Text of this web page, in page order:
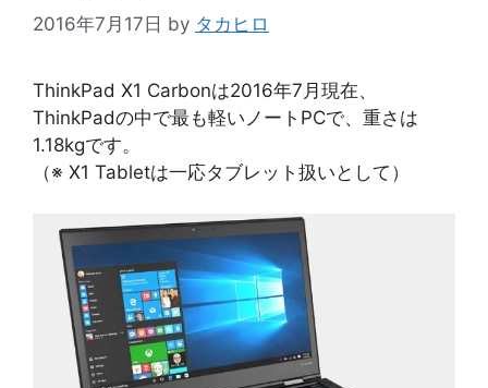
2016年7月17日 by タカヒロ
ThinkPad X1 Carbonは2016年7月現在、
ThinkPadの中で最も軽いノートPCで、重さは
1.18kgです。
（※ X1 Tabletは一応タブレット扱いとして）